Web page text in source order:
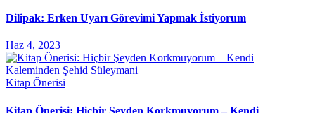
Dilipak: Erken Uyarı Görevimi Yapmak İstiyorum
Haz 4, 2023
Kitap Önerisi
Kitap Önerisi: Hiçbir Şeyden Korkmuyorum – Kendi